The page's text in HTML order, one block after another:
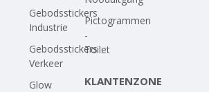
Gebodsstickers
Industrie
Gebodsstickers
Verkeer
Glow
Pictogrammen
-
Toilet
KLANTENZONE